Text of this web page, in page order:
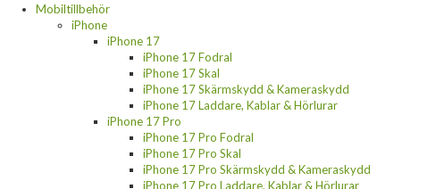
Mobiltillbehör
iPhone
iPhone 17
iPhone 17 Fodral
iPhone 17 Skal
iPhone 17 Skärmskydd & Kameraskydd
iPhone 17 Laddare, Kablar & Hörlurar
iPhone 17 Pro
iPhone 17 Pro Fodral
iPhone 17 Pro Skal
iPhone 17 Pro Skärmskydd & Kameraskydd
iPhone 17 Pro Laddare, Kablar & Hörlurar